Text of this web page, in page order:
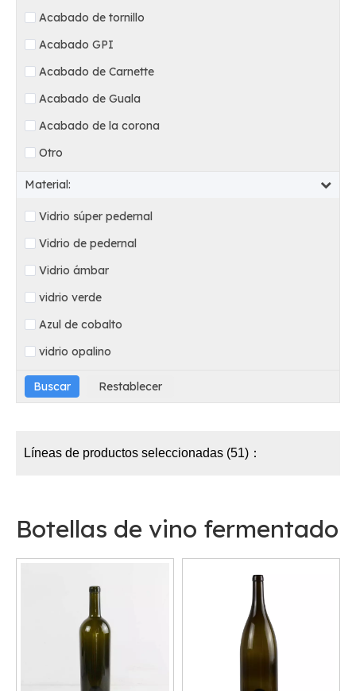
Acabado de tornillo
Acabado GPI
Acabado de Carnette
Acabado de Guala
Acabado de la corona
Otro
Material:
Vidrio súper pedernal
Vidrio de pedernal
Vidrio ámbar
vidrio verde
Azul de cobalto
vidrio opalino
Líneas de productos seleccionadas (51)：
Botellas de vino fermentado